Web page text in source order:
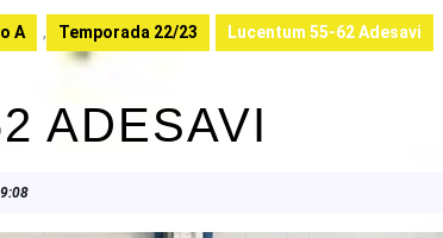
A , Temporada 22/23 Lucentum 55-62 Adesavi
ADESAVI